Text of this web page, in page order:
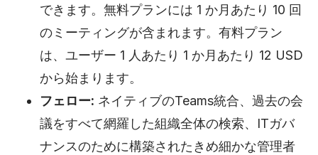
できます。無料プランには 1 か月あたり 10 回
のミーティングが含まれます。有料プラン
は、ユーザー 1 人あたり 1 か月あたり 12 USD
から始まります。
フェロー: ネイティブのTeams統合、過去の会
議をすべて網羅した組織全体の検索、ITガバ
ナンスのために構築されたきめ細かな管理者